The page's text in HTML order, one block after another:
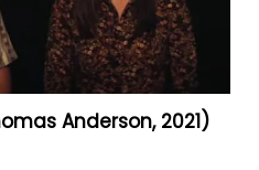
Anderson, 2021)